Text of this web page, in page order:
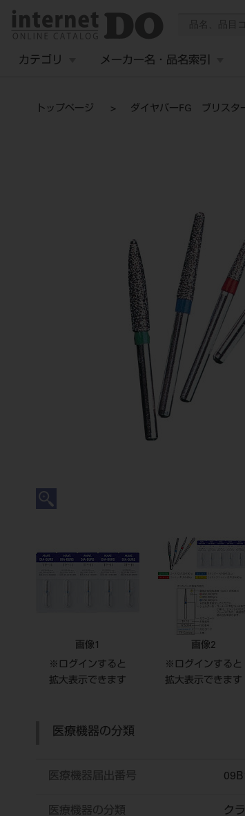
カテゴリ メーカー名・品名索引
トップページ ダイヤバーFG ブリスタ
画像1
※ログインすると
拡大表示できます
画像2
※ログインすると
拡大表示できます
医療機器の分類
医療機器届出番号
医療機器の分類 ク